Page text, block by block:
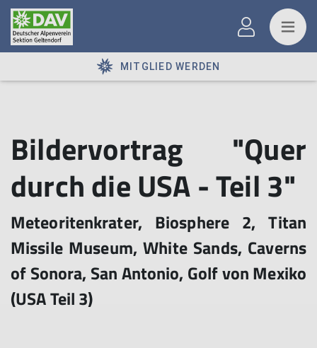
MITGLIED WERDEN
Bildervortrag "Quer
durch die USA - Teil 3"
Meteoritenkrater, Biosphere 2, Titan
Missile Museum, White Sands, Caverns
of Sonora, San Antonio, Golf von Mexiko
(USA Teil 3)